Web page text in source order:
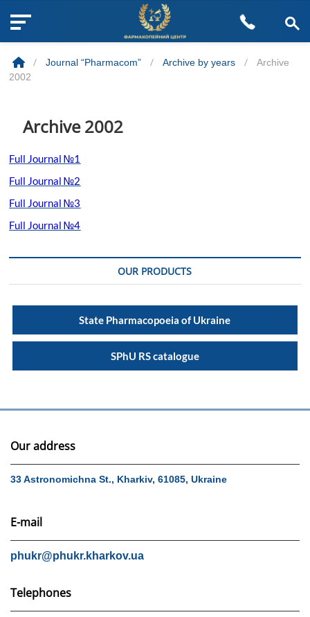
content
M
e
n
u
n
/ Journal “Pharmacom” / Archive by years /
Archive
2002
Archive 2002
Full Journal №1
Full Journal №2
Full Journal №3
Full Journal №4
OUR PRODUCTS
State Pharmacopoeia of Ukraine
SPhU RS catalogue
Our address
33 Astronomichna St., Kharkiv, 61085, Ukraine
E-mail
phukr@phukr.kharkov.ua
Telephones